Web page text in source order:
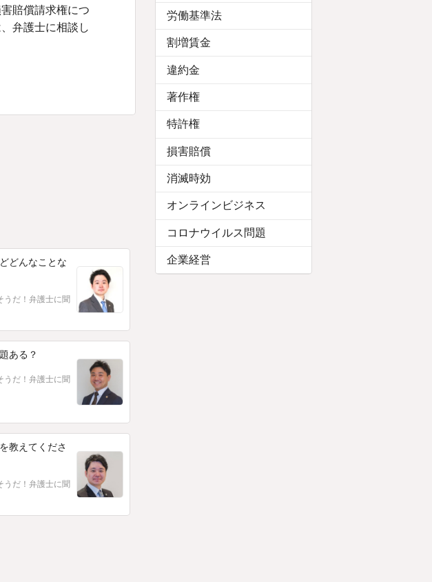
賠償請求権につ
弁護士に相談し
どんなことな
うだ！弁護士に聞
ある？
うだ！弁護士に聞
教えてくださ
うだ！弁護士に聞
労働基準法
割増賃金
違約金
著作権
特許権
損害賠償
消滅時効
オンラインビジネス
コロナウイルス問題
企業経営